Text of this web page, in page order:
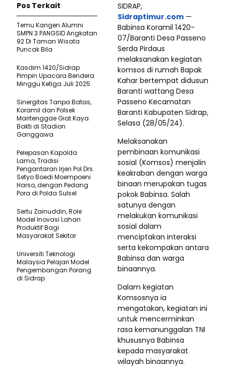
SIDRAP,
Sidraptimur.com —
Babinsa Koramil 1420-
07/Baranti Desa Passeno
Serda Pirdaus
melaksanakan kegiatan
komsos di rumah Bapak
Kahar bertempat didusun
Baranti wattang Desa
Passeno Kecamatan
Baranti Kabupaten Sidrap,
Selasa (28/05/24).
Melaksanakan
pembinaan komunikasi
sosial (Komsos) menjalin
keakraban dengan warga
binaan merupakan tugas
pokok Babinsa. Salah
satunya dengan
melakukan komunikasi
sosial dalam
menciptakan interaksi
serta kekompakan antara
Babinsa dan warga
binaannya.
Dalam kegiatan
Komsosnya ia
mengatakan, kegiatan ini
untuk mencerminkan
rasa kemanunggalan TNI
khususnya Babinsa
kepada masyarakat
wilayah binaannya.
Pos Terkait
Temu Kangen Alumni
SMPN 3 PANGSID Angkatan
92 Di Taman Wisata
Puncak Bila
Kasdim 1420/Sidrap
Pimpin Upacara Bendera
Minggu Ketiga Juli 2025
Sinergitas Tanpa Batas,
Koramil dan Polsek
Maritenggae Giat Kaya
Bakti di Stadion
Ganggawa
Pelepasan Kapolda
Lama, Tradisi
Pengantaran Irjen Pol Drs.
Setyo Boedi Moempoeni
Harso, dengan Pedang
Pora di Polda Sulsel
Sertu Zainuddin, Role
Model Inovasi Lahan
Produktif Bagi
Masyarakat Sekitar
Universiti Teknologi
Malaysia Pelajari Model
Pengembangan Porang
di Sidrap